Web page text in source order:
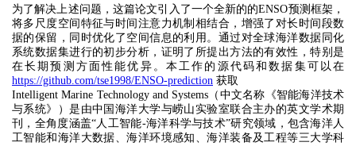
为了解决上述问题，这篇论文引入了一个全新的的ENSO预测框架，
将多尺度空间特征与时间注意力机制相结合，增强了对长时间段数
据的保留，同时优化了空间信息的利用。通过对全球海洋数据同化
系统数据集进行的初步分析，证明了所提出方法的有效性，特别是
在长期预测方面性能优异。本工作的源代码和数据集可以在
https://github.com/tse1998/ENSO-prediction 获取
Intelligent Marine Technology and Systems（中文名称《智能海洋技术
与系统》）是由中国海洋大学与崂山实验室联合主办的英文学术期
刊，全角度涵盖“人工智能-海洋科学与技术”研究领域，包含海洋人
工智能和海洋大数据、海洋环境感知、海洋装备及工程等三大学科